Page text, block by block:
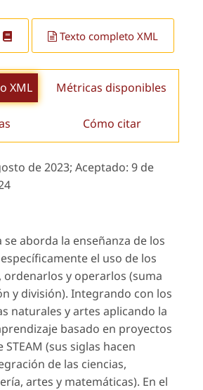
Texto completo XML
XML Métricas disponibles
Cómo citar
de 2023; Aceptado: 9 de
aborda la enseñanza de los
el uso de los
ordenarlos y operarlos (suma
y división). Integrando con los
naturales y artes aplicando la
basado en proyectos
(sus siglas hacen
de las ciencias,
artes y matemáticas). En el